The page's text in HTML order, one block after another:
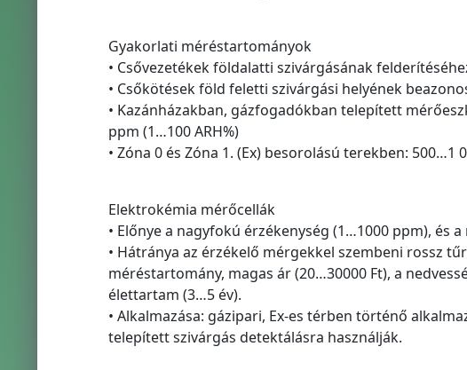
Gyakorlati méréstartományok
• Csővezetékek földalatti szivárgásának
• Csőkötések föld feletti szivárgási helyének
• Kazánházakban, gázfogadókban telepített
ppm (1…100 ARH%)
• Zóna 0 és Zóna 1. (Ex) besorolású terekben: 500…1
Elektrokémia mérőcellák
• Előnye a nagyfokú érzékenység (1…1000 ppm), és
• Hátránya az érzékelő mérgekkel szembeni rossz
méréstartomány, magas ár (20…30000 Ft), a
élettartam (3…5 év).
• Alkalmazása: gázipari, Ex-es térben történő
telepített szivárgás detektálásra használják.